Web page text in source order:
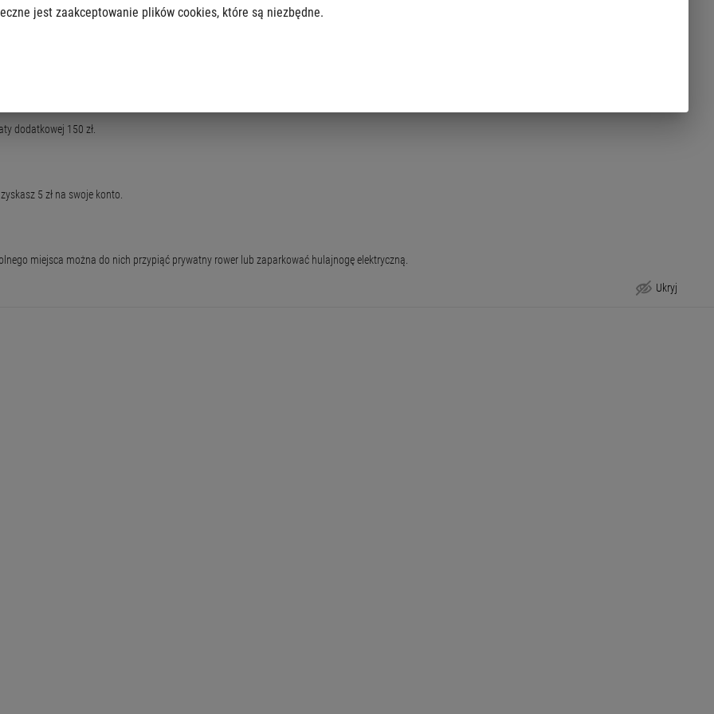
Ukryj
się automatycznie.
opłatą w wysokości 15 zł.
dodatkowej 150 zł.
5 zł na swoje konto.
miejsca można do nich przypiąć prywatny rower lub zaparkować hulajnogę elektryczną.
jest zaakceptowanie plików cookies, które są niezbędne.